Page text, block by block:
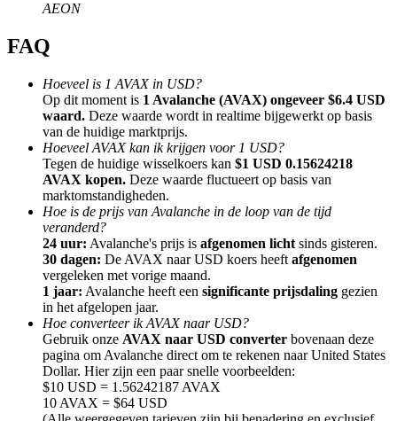
Doorverwijzing
Nodig een vriend uit om contante beloningen te ontvangen
Deposit CASHCAT & Win
Deposit CASHCAT & Win
AEON
FAQ
Hoeveel is 1 AVAX in USD?
Op dit moment is 1 Avalanche (AVAX) ongeveer $6.4 USD
waard. Deze waarde wordt in realtime bijgewerkt op basis
van de huidige marktprijs.
Hoeveel AVAX kan ik krijgen voor 1 USD?
Tegen de huidige wisselkoers kan $1 USD 0.15624218
AVAX kopen. Deze waarde fluctueert op basis van
marktomstandigheden.
Hoe is de prijs van Avalanche in de loop van de tijd
veranderd?
24 uur: Avalanche's prijs is afgenomen licht sinds gisteren.
30 dagen: De AVAX naar USD koers heeft afgenomen
vergeleken met vorige maand.
1 jaar: Avalanche heeft een significante prijsdaling gezien
in het afgelopen jaar.
Hoe converteer ik AVAX naar USD?
Gebruik onze AVAX naar USD converter bovenaan deze
pagina om Avalanche direct om te rekenen naar United States
Dollar. Hier zijn een paar snelle voorbeelden:
$10 USD = 1.56242187 AVAX
10 AVAX = $64 USD